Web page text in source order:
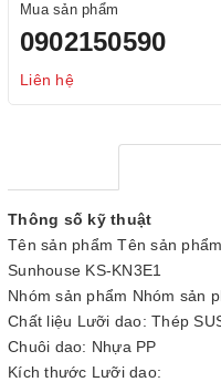
Mua sản phẩm
0902150590
Liên hệ
Thông số kỹ thuật
Tên sản phẩm Tên sản
Sunhouse KS-KN3E1
Nhóm sản phẩm Nhóm sản
Chất liệu Lưỡi dao: Thép
Chuôi dao: Nhựa PP
Kích thước Lưỡi dao: